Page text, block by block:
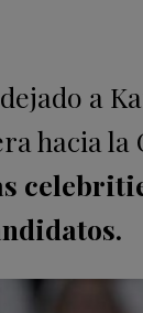
a
hacia la